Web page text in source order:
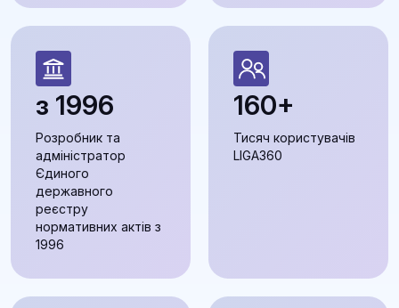
з 1996
Розробник та
адміністратор
Єдиного
державного
реєстру
нормативних актів з
1996
160+
Тисяч користувачів
LIGA360